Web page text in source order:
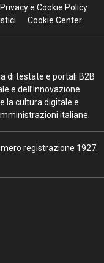
Privacy e Cookie Policy
Cookie Center
di testate e portali B2B
e dell’Innovazione
la cultura digitale e
italiane.
registrazione 1927.